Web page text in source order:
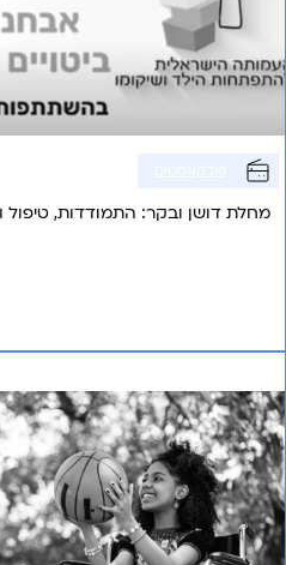
מחלת דושן ובקר: התמודדות, טיפול